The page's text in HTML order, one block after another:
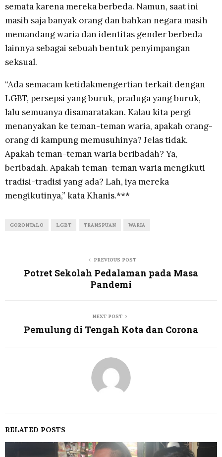
semata karena mereka berbeda. Namun, saat ini
masih saja banyak orang dan bahkan negara masih
memandang waria dan identitas gender berbeda
lainnya sebagai sebuah bentuk penyimpangan
seksual.
“Ada semacam ketidakmengertian terkait dengan
LGBT, persepsi yang buruk, praduga yang buruk,
lalu semuanya disamaratakan. Kalau kita pergi
menanyakan ke teman-teman waria, apakah orang-
orang di kampung memusuhinya? Jelas tidak.
Apakah teman-teman waria beribadah? Ya,
beribadah. Apakah teman-teman waria mengikuti
tradisi-tradisi yang ada? Lah, iya mereka
mengikutinya,” kata Khanis.***
GORONTALO LGBT TRANSPUAN WARIA
PREVIOUS POST
Potret Sekolah Pedalaman pada Masa
Pandemi
NEXT POST
Pemulung di Tengah Kota dan Corona
RELATED POSTS